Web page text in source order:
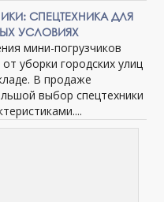
СПЕЦТЕХНИКА ДЛЯ
УСЛОВИЯХ
мини-погрузчиков
уборки городских улиц
В продаже
выбор спецтехники